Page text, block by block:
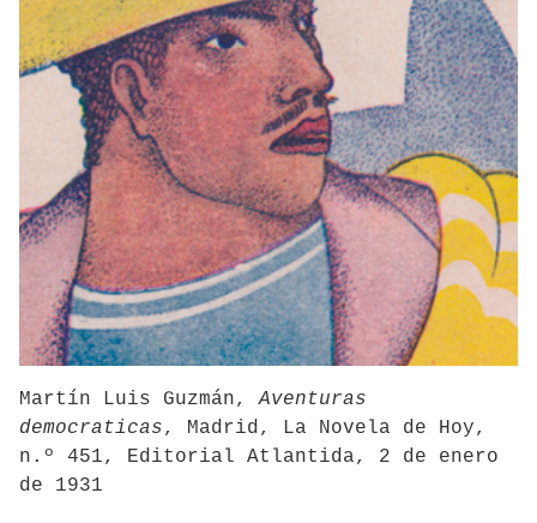
Martín Luis Guzmán,Aventuras
democraticas, Madrid, La Novela de Hoy,
n.º 451, Editorial Atlantida, 2 de enero
de 1931